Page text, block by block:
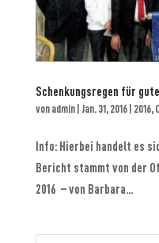
Schenkungsregen für
von admin| Jan. 31, 2016| 2016,
Info: Hierbei handelt es
Bericht stammt von der
2016 – von Barbara...